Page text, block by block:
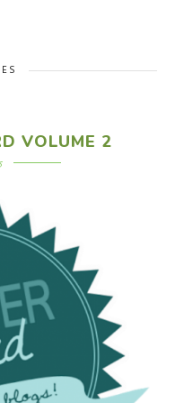
VOLUME 2